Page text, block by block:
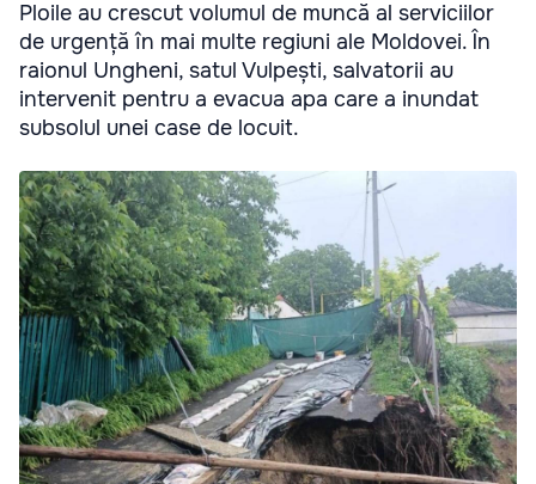
Ploile au crescut volumul de muncă al serviciilor
de urgență în mai multe regiuni ale Moldovei. În
raionul Ungheni, satul Vulpești, salvatorii au
intervenit pentru a evacua apa care a inundat
subsolul unei case de locuit.